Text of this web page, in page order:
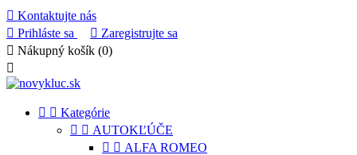
 Kontaktujte nás
 Prihláste sa  Zaregistrujte sa
 Nákupný košík (0)

  Kategórie
  AUTOKĽÚČE
  ALFA ROMEO